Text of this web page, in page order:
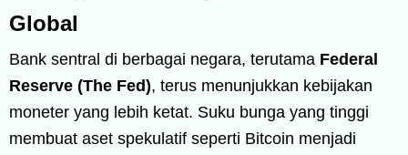
Global
Bank sentral di berbagai negara, terutama Federal
Reserve (The Fed), terus menunjukkan kebijakan
moneter yang lebih ketat. Suku bunga yang tinggi
membuat aset spekulatif seperti Bitcoin menjadi